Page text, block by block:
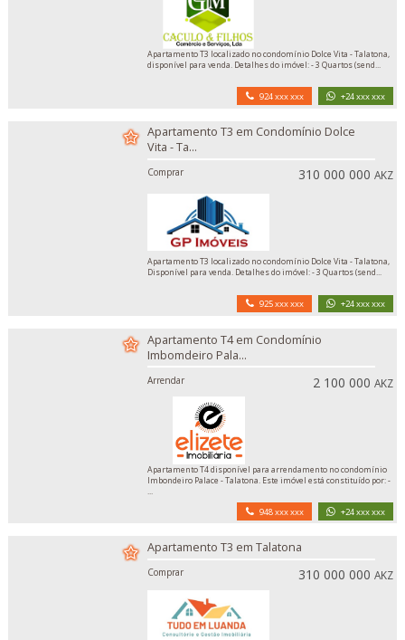
Apartamento T3 localizado no condomínio Dolce Vita - Talatona,
disponível para venda. Detalhes do imóvel: - 3 Quartos (send...
924 xxx xxx +24 xxx xxx
Apartamento T3 em Condomínio Dolce
Vita - Ta...
Comprar 310 000 000AKZ
Apartamento T3 localizado no condomínio Dolce Vita - Talatona,
Disponível para venda. Detalhes do imóvel: - 3 Quartos (send...
925 xxx xxx +24 xxx xxx
Apartamento T4 em Condomínio
Imbomdeiro Pala...
Arrendar 2 100 000AKZ
Apartamento T4 disponível para arrendamento no condomínio
Imbondeiro Palace - Talatona. Este imóvel está constituído por: -
...
948 xxx xxx +24 xxx xxx
Apartamento T3 em Talatona
Comprar 310 000 000AKZ